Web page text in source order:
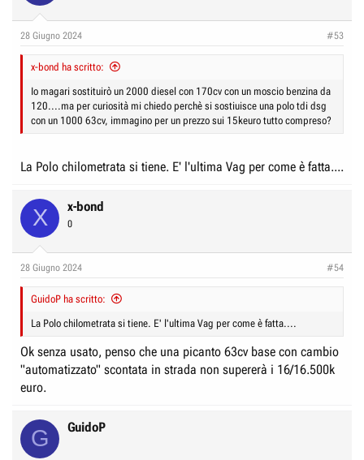
28 Giugno 2024 #53
x-bond ha scritto:
Io magari sostituirò un 2000 diesel con 170cv con un moscio benzina da
120....ma per curiosità mi chiedo perchè si sostiuisce una polo tdi dsg
con un 1000 63cv, immagino per un prezzo sui 15keuro tutto compreso?
La Polo chilometrata si tiene. E' l'ultima Vag per come è fatta....
X x-bond
0
28 Giugno 2024 #54
GuidoP ha scritto:
La Polo chilometrata si tiene. E' l'ultima Vag per come è fatta....
Ok senza usato, penso che una picanto 63cv base con cambio
"automatizzato" scontata in strada non supererà i 16/16.500k
euro.
G GuidoP